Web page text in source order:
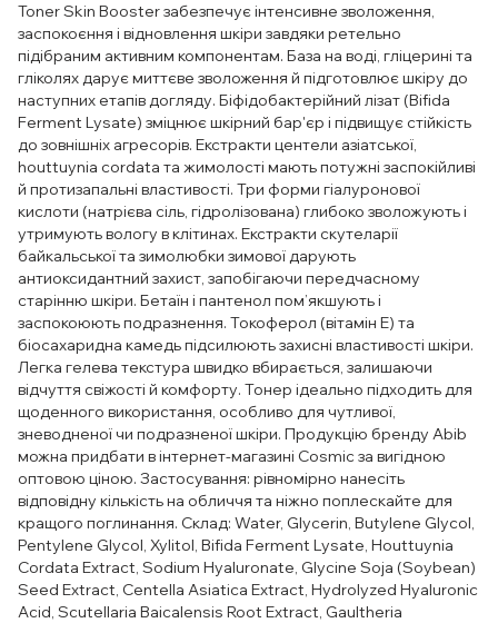
Toner Skin Booster забезпечує інтенсивне зволоження,
заспокоєння і відновлення шкіри завдяки ретельно
підібраним активним компонентам. База на воді, гліцерині та
гліколях дарує миттєве зволоження й підготовлює шкіру до
наступних етапів догляду. Біфідобактерійний лізат (Bifida
Ferment Lysate) зміцнює шкірний бар'єр і підвищує стійкість
до зовнішніх агресорів. Екстракти центели азіатської,
houttuynia cordata та жимолості мають потужні заспокійливі
й протизапальні властивості. Три форми гіалуронової
кислоти (натрієва сіль, гідролізована) глибоко зволожують і
утримують вологу в клітинах. Екстракти скутеларії
байкальської та зимолюбки зимової дарують
антиоксидантний захист, запобігаючи передчасному
старінню шкіри. Бетаїн і пантенол пом’якшують і
заспокоюють подразнення. Токоферол (вітамін Е) та
біосахаридна камедь підсилюють захисні властивості шкіри.
Легка гелева текстура швидко вбирається, залишаючи
відчуття свіжості й комфорту. Тонер ідеально підходить для
щоденного використання, особливо для чутливої,
зневодненої чи подразненої шкіри. Продукцію бренду Abib
можна придбати в інтернет-магазині Cosmic за вигідною
оптовою ціною. Застосування: рівномірно нанесіть
відповідну кількість на обличчя та ніжно поплескайте для
кращого поглинання. Склад: Water, Glycerin, Butylene Glycol,
Pentylene Glycol, Xylitol, Bifida Ferment Lysate, Houttuynia
Cordata Extract, Sodium Hyaluronate, Glycine Soja (Soybean)
Seed Extract, Centella Asiatica Extract, Hydrolyzed Hyaluronic
Acid, Scutellaria Baicalensis Root Extract, Gaultheria